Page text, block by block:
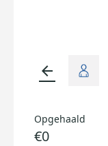
arrow_back
Opgehaald
€0